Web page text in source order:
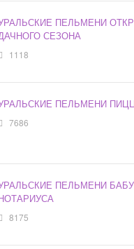
ПЕЛЬМЕНИ
СЕЗОНА
1118
ПЕЛЬМЕНИ
7686
ПЕЛЬМЕНИ
8175